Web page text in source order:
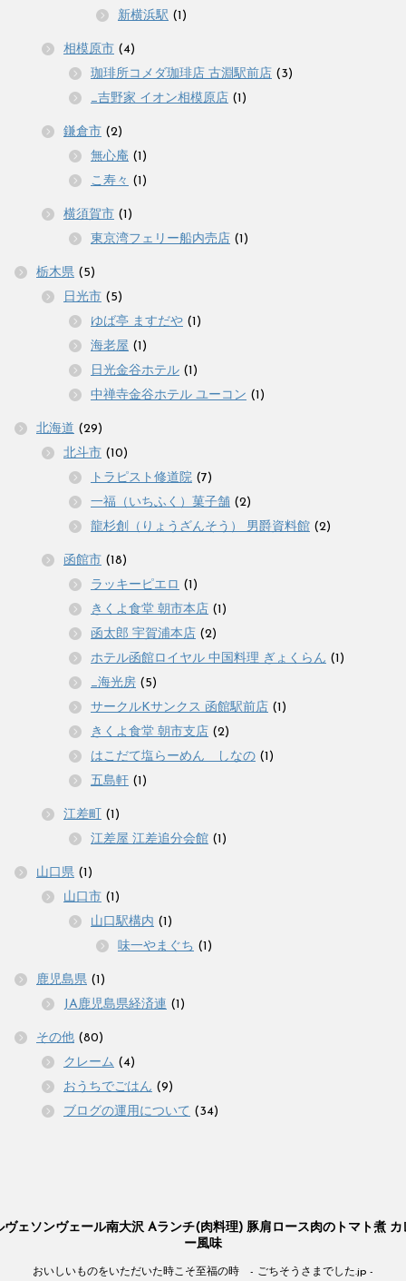
新横浜駅 (1)
相模原市 (4)
珈琲所コメダ珈琲店 古淵駅前店 (3)
_吉野家 イオン相模原店 (1)
鎌倉市 (2)
無心庵 (1)
こ寿々 (1)
横須賀市 (1)
東京湾フェリー船内売店 (1)
栃木県 (5)
日光市 (5)
ゆば亭 ますだや (1)
海老屋 (1)
日光金谷ホテル (1)
中禅寺金谷ホテル ユーコン (1)
北海道 (29)
北斗市 (10)
トラピスト修道院 (7)
一福（いちふく）菓子舗 (2)
龍杉創（りょうざんそう） 男爵資料館 (2)
函館市 (18)
ラッキーピエロ (1)
きくよ食堂 朝市本店 (1)
函太郎 宇賀浦本店 (2)
ホテル函館ロイヤル 中国料理 ぎょくらん (1)
_海光房 (5)
サークルKサンクス 函館駅前店 (1)
きくよ食堂 朝市支店 (2)
はこだて塩らーめん しなの (1)
五島軒 (1)
江差町 (1)
江差屋 江差追分会館 (1)
山口県 (1)
山口市 (1)
山口駅構内 (1)
味一やまぐち (1)
鹿児島県 (1)
JA鹿児島県経済連 (1)
その他 (80)
クレーム (4)
おうちでごはん (9)
ブログの運用について (34)
ヴェソンヴェール南大沢 Aランチ(肉料理) 豚肩ロース肉のトマト煮 カ
ー風味
おいしいものをいただいた時こそ至福の時 - ごちそうさまでした.jp -